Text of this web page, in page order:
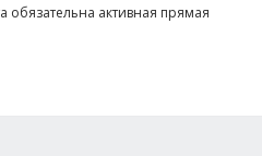
обязательна активная прямая